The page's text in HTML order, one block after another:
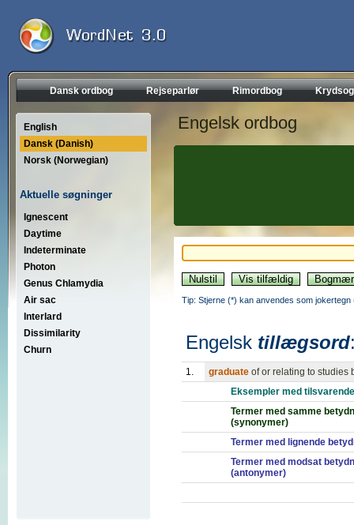
Dansk ordbog Rejseparlør Rimordbog
English
Dansk (Danish)
Norsk (Norwegian)
Aktuelle søgninger
Ignescent
Daytime
Indeterminate
Photon
Genus Chlamydia
Air sac
Interlard
Dissimilarity
Churn
Engelsk ordbog
Tip: Stjerne (*) kan anvendes som
Engelsk tillægsord
1. graduate of or relating to studies
Eksempler med
Termer med samme
(synonymer)
Termer med lignende
Termer med modsat
(antonymer)